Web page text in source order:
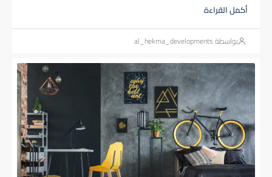
أكمل القراءة
بواسطة al_hekma_developments